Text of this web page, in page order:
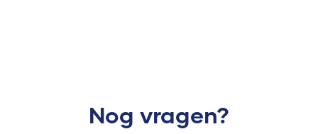
Nog vragen?